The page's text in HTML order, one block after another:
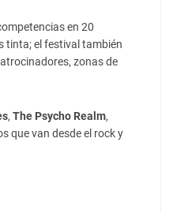
en 20
tinta; el festival también
zonas de
, The Psycho Realm,
que van desde el rock y